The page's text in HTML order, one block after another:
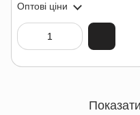
Оптові ціни